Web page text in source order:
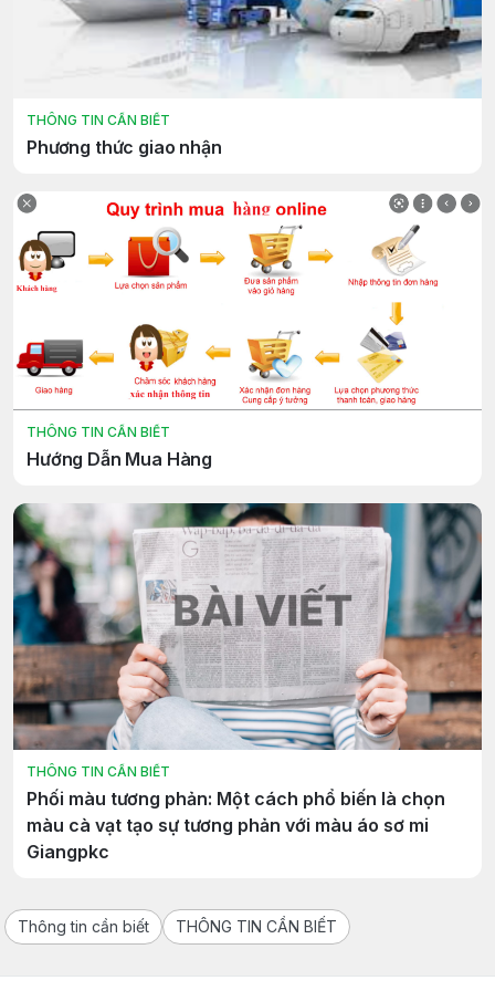
THÔNG TIN CẦN BIẾT
Phương thức giao nhận
THÔNG TIN CẦN BIẾT
Hướng Dẫn Mua Hàng
THÔNG TIN CẦN BIẾT
Phối màu tương phản: Một cách phổ biến là chọn
màu cà vạt tạo sự tương phản với màu áo sơ mi
Giangpkc
Thông tin cần biết THÔNG TIN CẦN BIẾT